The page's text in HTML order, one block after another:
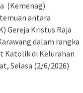
(Kemenag)
antara
Gereja Kristus Raja
dalam rangka
Katolik di Kelurahan
Selasa (2/6/2026)